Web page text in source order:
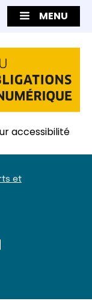
MENU
accessibilité
et